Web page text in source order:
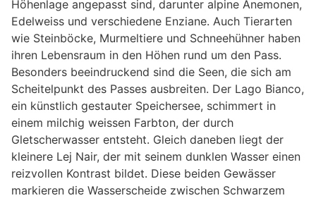
Höhenlage angepasst sind, darunter alpine Anemonen,
Edelweiss und verschiedene Enziane. Auch Tierarten
wie Steinböcke, Murmeltiere und Schneehühner haben
ihren Lebensraum in den Höhen rund um den Pass.
Besonders beeindruckend sind die Seen, die sich am
Scheitelpunkt des Passes ausbreiten. Der Lago Bianco,
ein künstlich gestauter Speichersee, schimmert in
einem milchig weissen Farbton, der durch
Gletscherwasser entsteht. Gleich daneben liegt der
kleinere Lej Nair, der mit seinem dunklen Wasser einen
reizvollen Kontrast bildet. Diese beiden Gewässer
markieren die Wasserscheide zwischen Schwarzem